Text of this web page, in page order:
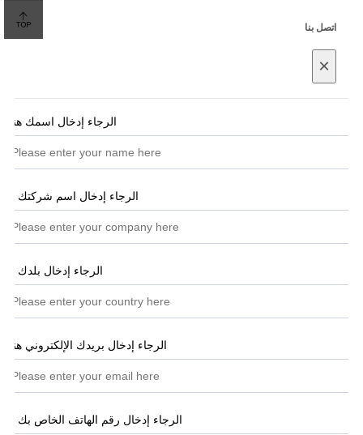
اتصل بنا
×
الرجاء إدخال اسمك هنا
الرجاء إدخال اسم شركتك هنا
الرجاء إدخال بلدك هنا
الرجاء إدخال بريدك الإلكتروني هنا
الرجاء إدخال رقم الهاتف الخاص بك هنا